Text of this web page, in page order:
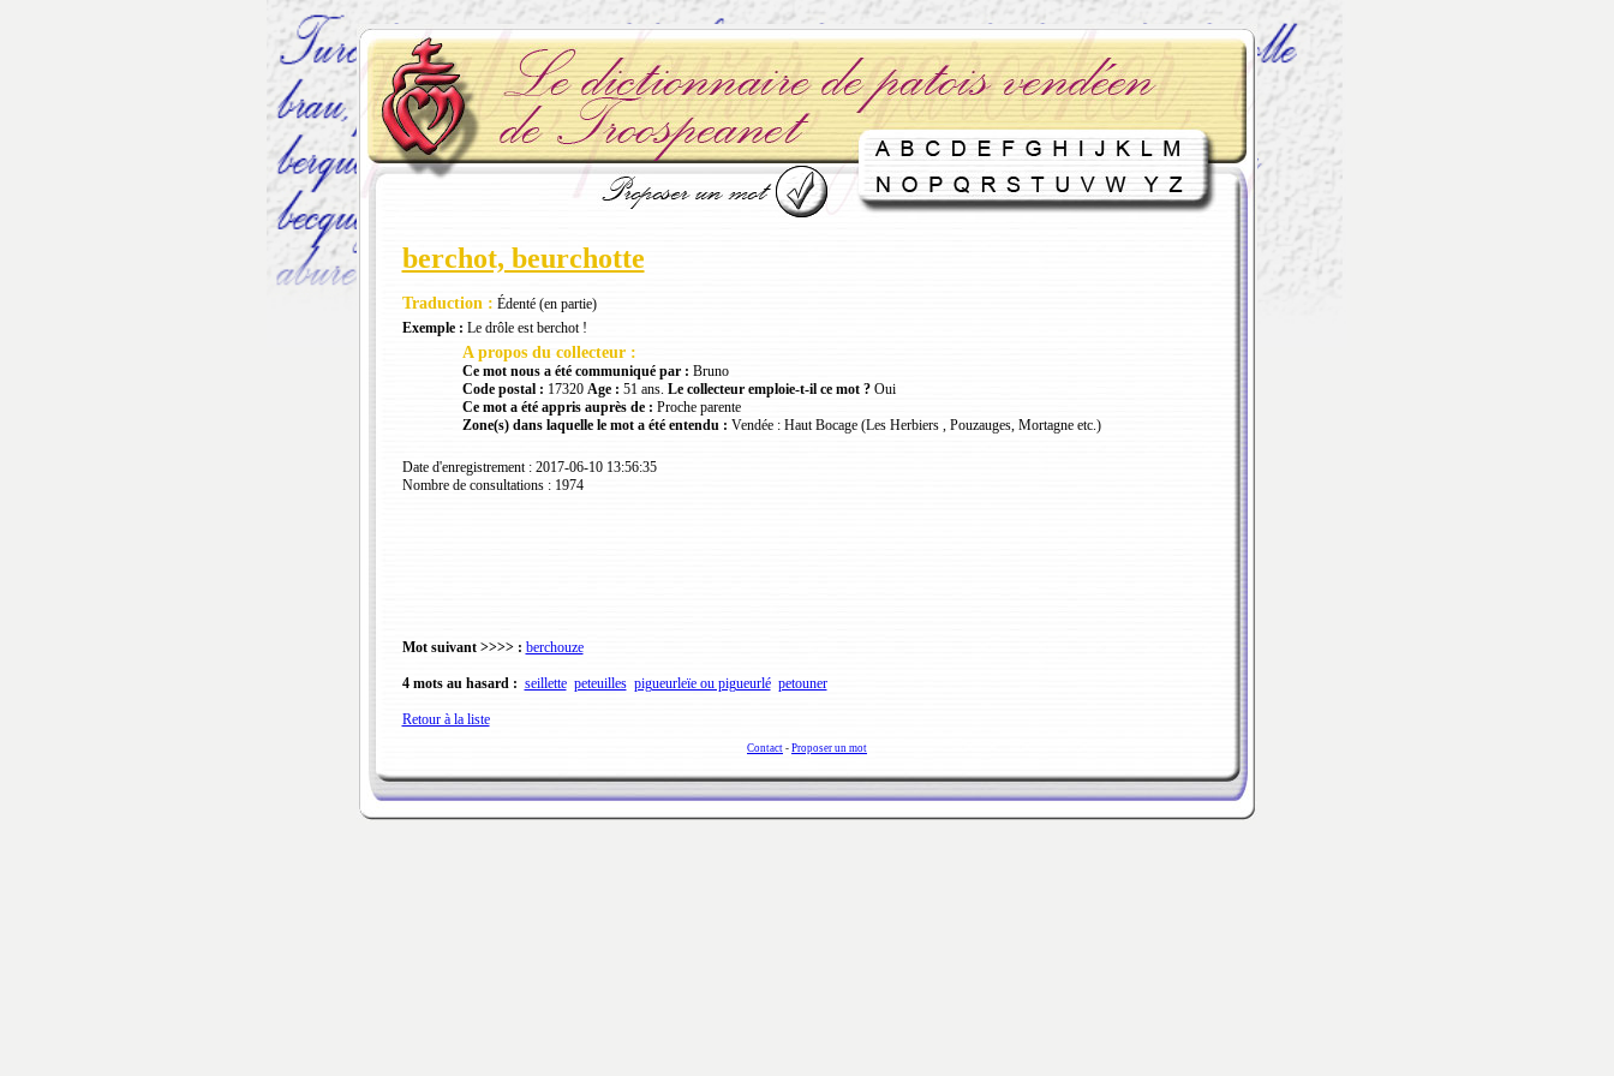
berchot, beurchotte
Traduction : Édenté (en partie)
Exemple : Le drôle est berchot !
A propos du collecteur :
Ce mot nous a été communiqué par : Bruno
Code postal : 17320 Age : 51 ans. Le collecteur emploie-t-il ce mot ?Oui
Ce mot a été appris auprès de : Proche parente
Zone(s) dans laquelle le mot a été entendu : Vendée : Haut Bocage (Les Herbiers , Pouzauges, Mortagne etc.)
Date d'enregistrement : 2017-06-10 13:56:35
Nombre de consultations : 1974
Mot suivant >>>> : berchouze
4 mots au hasard : seillette peteuilles pigueurleïe ou pigueurlé petouner
Retour à la liste
Contact - Proposer un mot